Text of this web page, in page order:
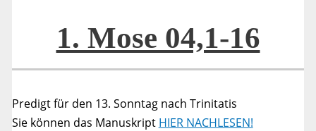
1. Mose 04,1-16
Predigt für den 13. Sonntag nach Trinitatis
Sie können das Manuskript HIER NACHLESEN!